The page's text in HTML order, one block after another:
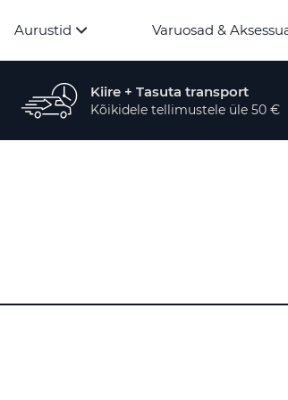
Aurustid Varuosad &
Kiire + Tasuta transport
Kõikidele tellimustele üle 50 €